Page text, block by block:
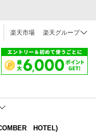
楽天市場 楽天グループ
HOTEL)